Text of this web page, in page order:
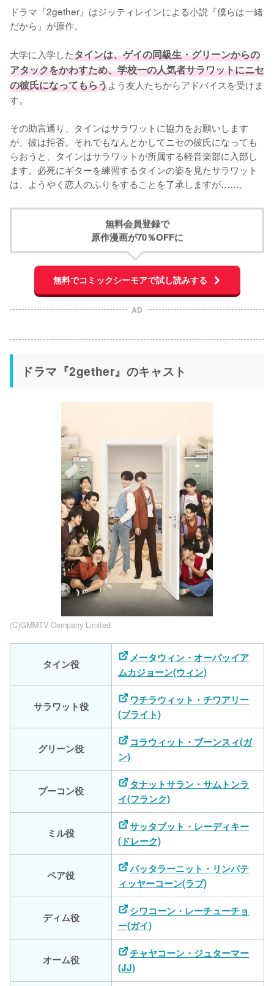
ドラマ『2gether』はジッティレインによる小説『僕らは一緒
だから』が原作。
大学に入学したタインは、ゲイの同級生・グリーンからの
アタックをかわすため、学校一の人気者サラワットにニセ
の彼氏になってもらうよう友人たちからアドバイスを受けま
す。
その助言通り、タインはサラワットに協力をお願いします
が、彼は拒否。それでもなんとかしてニセの彼氏になっても
らおうと、タインはサラワットが所属する軽音楽部に入部し
ます。必死にギターを練習するタインの姿を見たサラワット
は、ようやく恋人のふりをすることを了承しますが……。
無料会員登録で
原作漫画が70％OFFに
無料でコミックシーモアで試し読みする
AD
ドラマ『2gether』のキャスト
(C)GMMTV Company Limited
タイン役
メータウィン・オーパッイア
ムカジョーン(ウィン)
サラワット役
ワチラウィット・チワアリー
(ブライト)
グリーン役
コラウィット・ブーンスィ(ガ
ン)
プーコン役
タナットサラン・サムトンラ
イ(フランク)
ミル役
サッタブット・レーディキー
(ドレーク)
ペア役
パッタラーニット・リンパテ
ィッヤーコーン(ラブ)
ディム役
シワコーン・レーチューチョ
ー(ガイ)
オーム役
チャヤコーン・ジュターマー
(JJ)